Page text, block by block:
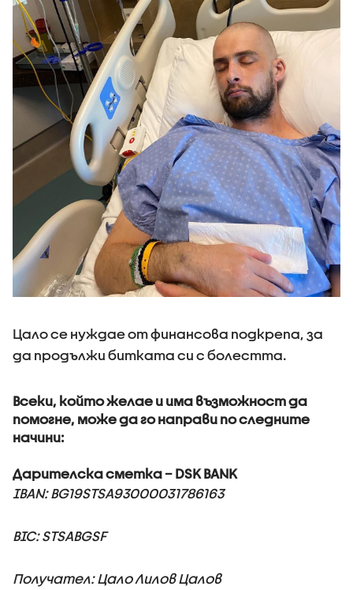
Цало се нуждае от финансова подкрепа, за
да продължи битката си с болестта.
Всеки, който желае и има възможност да
помогне, може да го направи по следните
начини:
Дарителска сметка – DSK BANK
IBAN: BG19STSA93000031786163
BIC: STSABGSF
Получател: Цало Лилов Цалов